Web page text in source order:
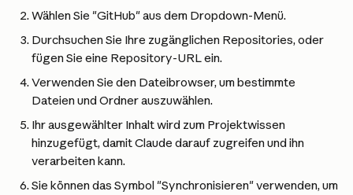
Wählen Sie "GitHub" aus dem Dropdown-Menü.
Durchsuchen Sie Ihre zugänglichen Repositories, oder
fügen Sie eine Repository-URL ein.
Verwenden Sie den Dateibrowser, um bestimmte
Dateien und Ordner auszuwählen.
Ihr ausgewählter Inhalt wird zum Projektwissen
hinzugefügt, damit Claude darauf zugreifen und ihn
verarbeiten kann.
Sie können das Symbol "Synchronisieren" verwenden, um